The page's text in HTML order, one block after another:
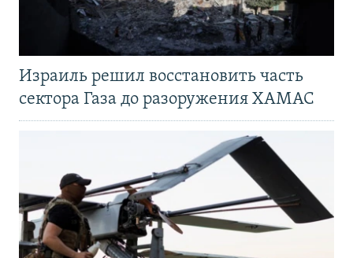
Израиль решил восстановить часть
сектора Газа до разоружения ХАМАС